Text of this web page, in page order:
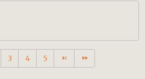
3 4 5